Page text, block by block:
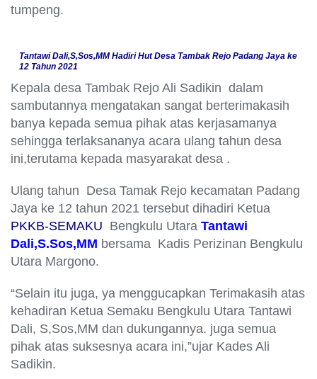
tumpeng.
Tantawi Dali,S,Sos,MM Hadiri Hut Desa Tambak Rejo Padang Jaya ke
12 Tahun 2021
Kepala desa Tambak Rejo Ali Sadikin dalam
sambutannya mengatakan sangat berterimakasih
banya kepada semua pihak atas kerjasamanya
sehingga terlaksananya acara ulang tahun desa
ini,terutama kepada masyarakat desa .
Ulang tahun Desa Tamak Rejo kecamatan Padang
Jaya ke 12 tahun 2021 tersebut dihadiri Ketua
PKKB-SEMAKU Bengkulu Utara Tantawi
Dali,S.Sos,MM bersama Kadis Perizinan Bengkulu
Utara Margono.
“Selain itu juga, ya menggucapkan Terimakasih atas
kehadiran Ketua Semaku Bengkulu Utara Tantawi
Dali, S,Sos,MM dan dukungannya. juga semua
pihak atas suksesnya acara ini,”ujar Kades Ali
Sadikin.